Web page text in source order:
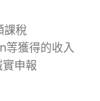
課稅
獲得的收入
申報